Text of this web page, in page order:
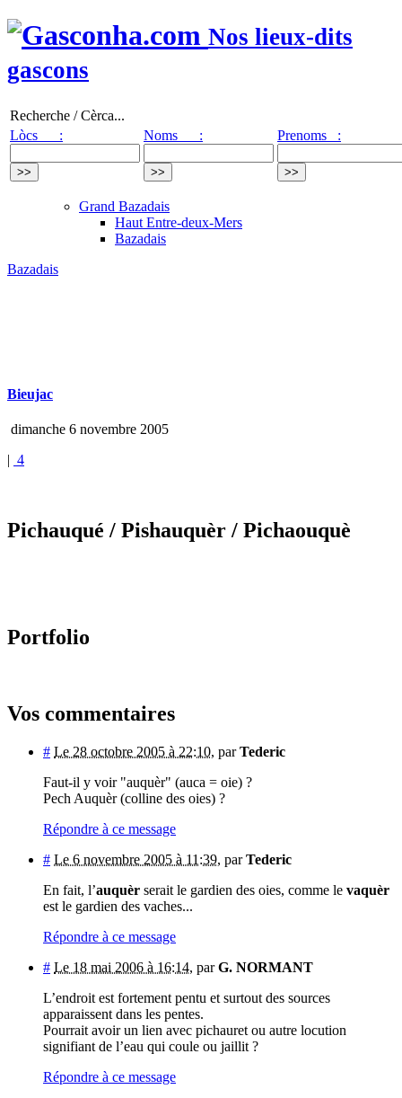
Nos lieux-dits
gascons
Recherche / Cèrca...
Lòcs :
Noms : Prenoms :
Grand Bazadais
Haut Entre-deux-Mers
Bazadais
Bazadais
Bieujac
dimanche 6 novembre 2005
| 4
Pichauqué / Pishauquèr / Pichaouquè
Portfolio
Vos commentaires
# Le 28 octobre 2005 à 22:10, parTederic
Faut-il y voir "auquèr" (auca = oie) ?
Pech Auquèr (colline des oies) ?
Répondre à ce message
# Le 6 novembre 2005 à 11:39, parTederic
En fait, l’auquèr serait le gardien des oies, comme le vaquèr
est le gardien des vaches...
Répondre à ce message
# Le 18 mai 2006 à 16:14, parG. NORMANT
L’endroit est fortement pentu et surtout des sources
apparaissent dans les pentes.
Pourrait avoir un lien avec pichauret ou autre locution
signifiant de l’eau qui coule ou jaillit ?
Répondre à ce message